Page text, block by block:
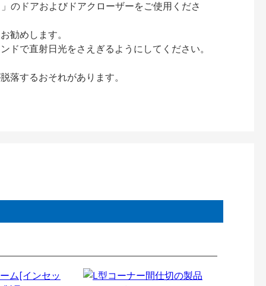
のドアおよびドアクローザーをご使用くださ
勧めします。
で直射日光をさえぎるようにしてください。
落するおそれがあります。